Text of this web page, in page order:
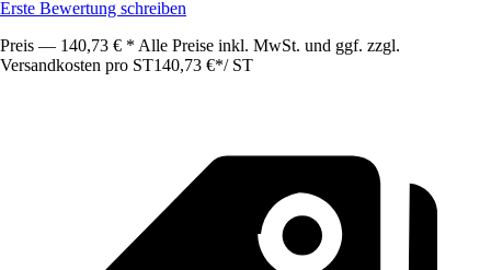
Erste Bewertung schreiben
Preis — 140,73 € * Alle Preise inkl. MwSt. und ggf. zzgl.
Versandkosten pro ST140,73 €*/ ST